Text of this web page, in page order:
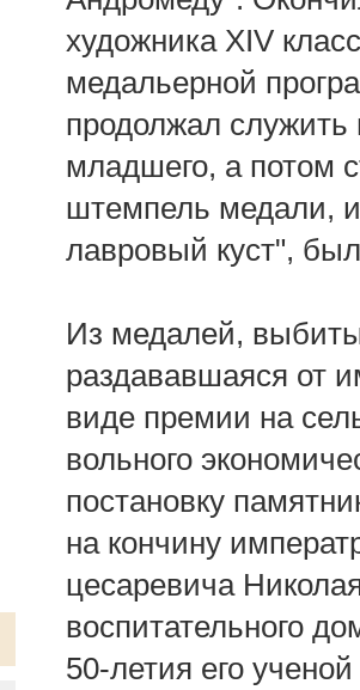
художника XIV
медальерной
продолжал служить
младшего, а потом
штемпель медали,
лавровый куст",
Из медалей,
раздававшаяся от
виде премии на
вольного
постановку
на кончину
цесаревича
воспитательного
50-летия его